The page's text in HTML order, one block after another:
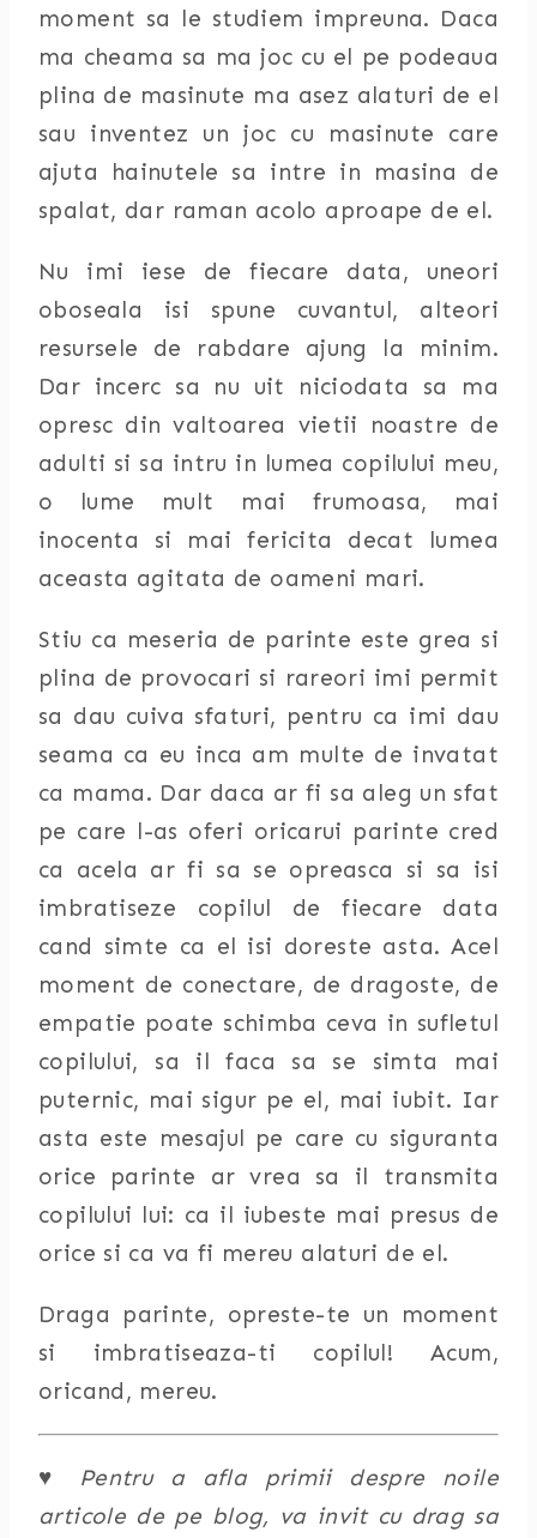
moment sa le studiem impreuna. Daca
ma cheama sa ma joc cu el pe podeaua
plina de masinute ma asez alaturi de el
sau inventez un joc cu masinute care
ajuta hainutele sa intre in masina de
spalat, dar raman acolo aproape de el.
Nu imi iese de fiecare data, uneori
oboseala isi spune cuvantul, alteori
resursele de rabdare ajung la minim.
Dar incerc sa nu uit niciodata sa ma
opresc din valtoarea vietii noastre de
adulti si sa intru in lumea copilului meu,
o lume mult mai frumoasa, mai
inocenta si mai fericita decat lumea
aceasta agitata de oameni mari.
Stiu ca meseria de parinte este grea si
plina de provocari si rareori imi permit
sa dau cuiva sfaturi, pentru ca imi dau
seama ca eu inca am multe de invatat
ca mama. Dar daca ar fi sa aleg un sfat
pe care l-as oferi oricarui parinte cred
ca acela ar fi sa se opreasca si sa isi
imbratiseze copilul de fiecare data
cand simte ca el isi doreste asta. Acel
moment de conectare, de dragoste, de
empatie poate schimba ceva in sufletul
copilului, sa il faca sa se simta mai
puternic, mai sigur pe el, mai iubit. Iar
asta este mesajul pe care cu siguranta
orice parinte ar vrea sa il transmita
copilului lui: ca il iubeste mai presus de
orice si ca va fi mereu alaturi de el.
Draga parinte, opreste-te un moment
si imbratiseaza-ti copilul! Acum,
oricand, mereu.
♥ Pentru a afla primii despre noile
articole de pe blog, va invit cu drag sa